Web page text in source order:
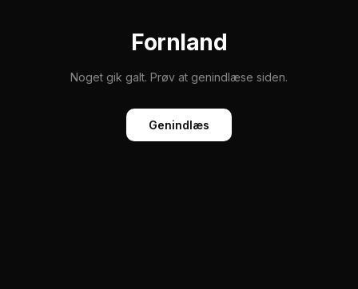
Fornland
Noget gik galt. Prøv at genindlæse siden.
Genindlæs